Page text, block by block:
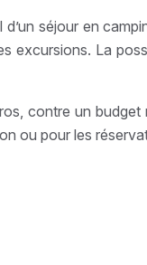
séjour en
excursions. La
contre un
ou pour les